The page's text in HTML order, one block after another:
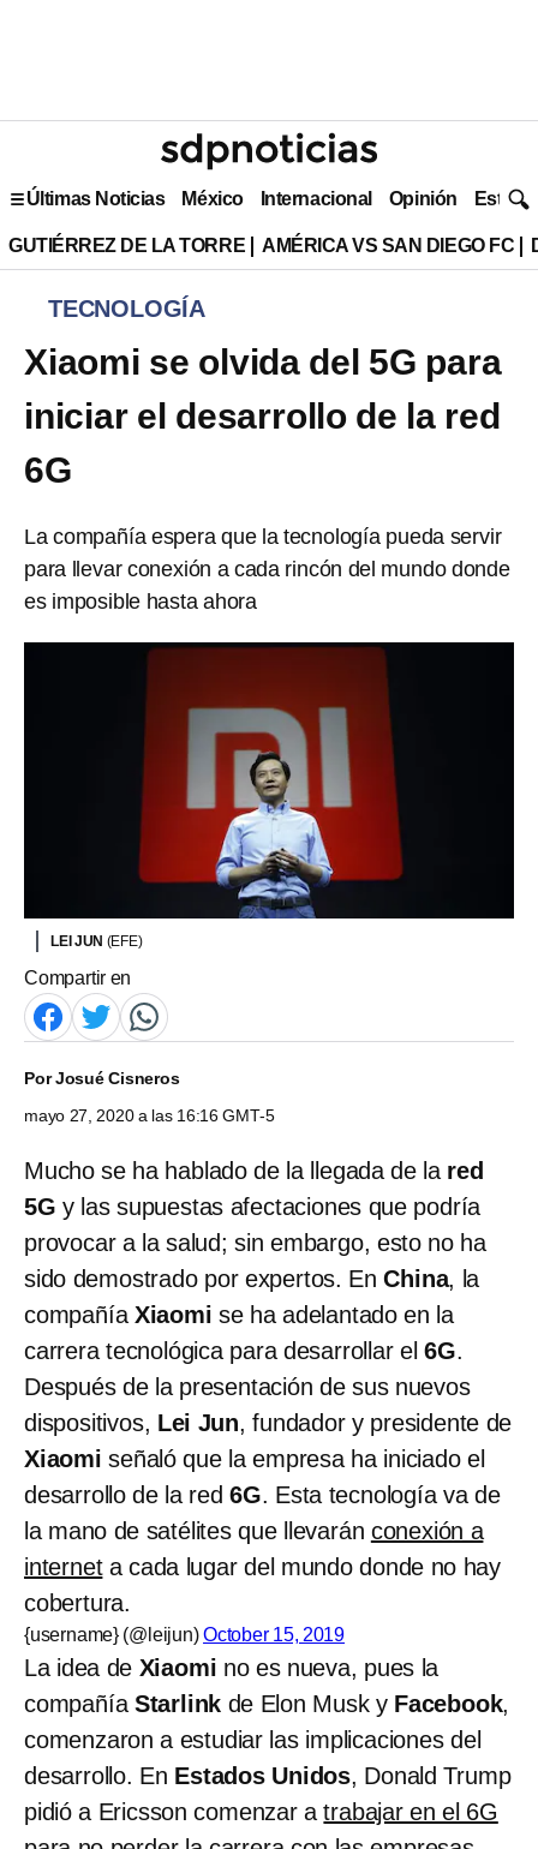
Últimas Noticias México Internacional Opinión Estilo
GUTIÉRREZ DE LA TORRE AMÉRICA VS SAN DIEGO FC
TECNOLOGÍA
Xiaomi se olvida del 5G para
iniciar el desarrollo de la red
6G
La compañía espera que la tecnología pueda servir
para llevar conexión a cada rincón del mundo donde
es imposible hasta ahora
LEI JUN (EFE)
Compartir en
PorJosué Cisneros
mayo 27, 2020 a las 16:16 GMT-5
Mucho se ha hablado de la llegada de la red
5G y las supuestas afectaciones que podría
provocar a la salud; sin embargo, esto no ha
sido demostrado por expertos. EnChina, la
compañía Xiaomise ha adelantado en la
carrera tecnológica para desarrollar el 6G.
Después de la presentación de sus nuevos
dispositivos, Lei Jun, fundador y presidente de
Xiaomiseñaló que la empresa ha iniciado el
desarrollo de la red6G. Esta tecnología va de
la mano de satélites que llevarán conexión a
interneta cada lugar del mundo donde no hay
cobertura.
{username} (@leijun)October 15, 2019
La idea de Xiaomi no es nueva, pues la
compañía Starlink de Elon Musk y Facebook,
comenzaron a estudiar las implicaciones del
desarrollo. En Estados Unidos, Donald Trump
pidió a Ericsson comenzar atrabajar en el 6G